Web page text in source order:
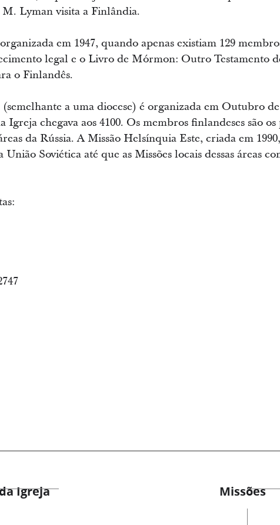
Lyman visita a Finlândia.
em 1947, quando apenas existiam 129
legal e o Livro de Mórmon: Outro Testamento
o Finlandês.
a uma diocese) é organizada em Outubro
Igreja chegava aos 4100. Os membros finlandeses são
da Rússia. A Missão Helsínquia Este, criada em
Soviética até que as Missões locais dessas áreas
Igreja Missões